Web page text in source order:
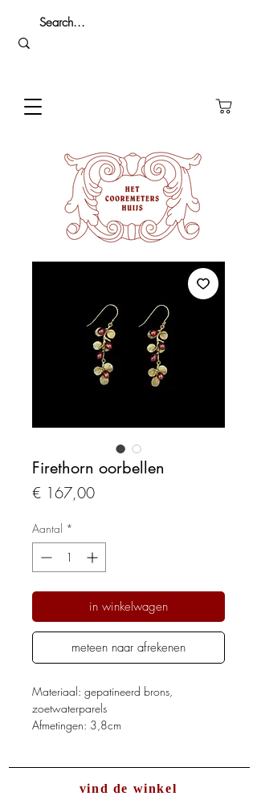
Firethorn oorbellen
€ 167,00Prijs
Aantal *
in winkelwagen
meteen naar afrekenen
Materiaal: gepatineerd brons,
zoetwaterparels
Afmetingen: 3,8cm
vind de winkel